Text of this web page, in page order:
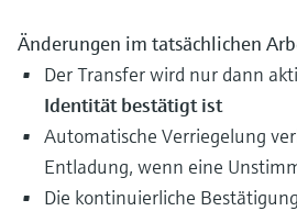
Änderungen im tatsächlichen
Der Transfer wird nur dann
Identität bestätigt ist
Automatische Verriegelung
Entladung, wenn eine
Die kontinuierliche